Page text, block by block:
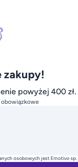
zakupy!
powyżej 400 zł.
osobowych jest Emotivo sp.